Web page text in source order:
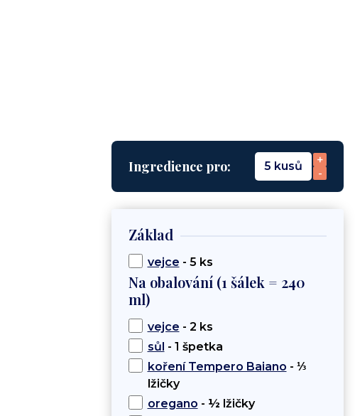
Ingredience pro: 5 kusů
+
-
Základ
vejce - 5 ks
Na obalování (1 šálek = 240
ml)
vejce - 2 ks
sůl - 1 špetka
koření Tempero Baiano - ⅓
lžičky
oregano - ½ lžičky